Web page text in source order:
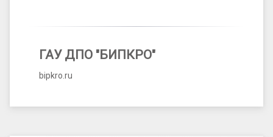
ГАУ ДПО "БИПКРО"
bipkro.ru